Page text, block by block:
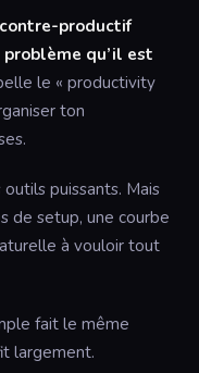
productif
qu’il est
le « productivity
ton
puissants. Mais
de setup, une courbe
à vouloir tout
fait le même
largement.